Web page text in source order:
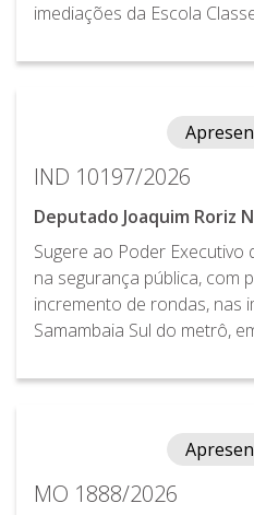
imediações da Escola
IND 10197/2026
Deputado Joaquim Roriz
Sugere ao Poder
na segurança pública, com
incremento de rondas, nas
Samambaia Sul do metrô,
MO 1888/2026